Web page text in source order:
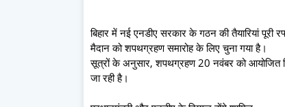
बिहार में नई एनडीए सरकार के गठन की तैयारियां
मैदान को शपथग्रहण समारोह के लिए चुना गया है।
सूत्रों के अनुसार, शपथग्रहण 20 नवंबर को आयोजित
जा रही है।